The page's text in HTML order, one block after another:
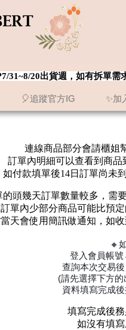
🎈追蹤官方IG ✨加
31~8/20出貨週，如有拆單